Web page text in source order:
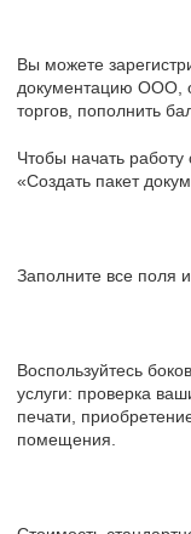
Вы можете
документацию ООО,
торгов, пополнить
Чтобы начать
«Создать пакет
Заполните все поля
Воспользуйтесь
услуги: проверка
печати,
помещения.